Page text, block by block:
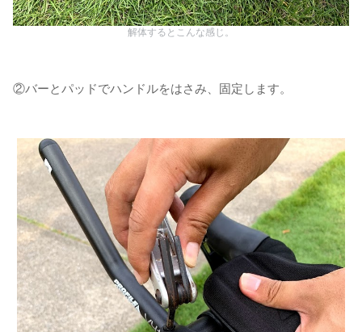
解体するとこんな感じ。
②バーとパッドでハンドルをはさみ、固定します。